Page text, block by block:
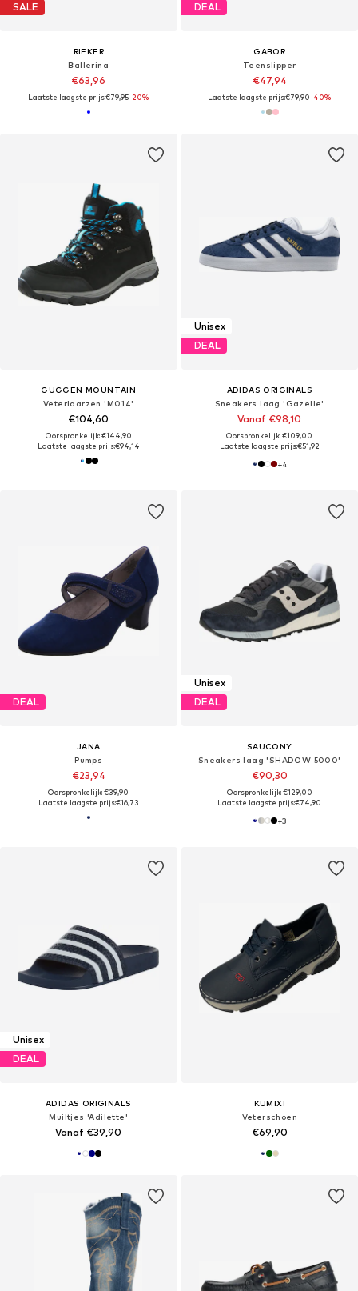
SALE
RIEKER
Ballerina
€63,96
Laatste laagste prijs:€79,95-20%
DEAL
GABOR
Teenslipper
€47,94
Laatste laagste prijs:€79,90-40%
GUGGEN MOUNTAIN
Veterlaarzen 'M014'
€104,60
Oorspronkelijk: €144,90
Laatste laagste prijs:€94,14
Unisex
DEAL
ADIDAS ORIGINALS
Sneakers laag 'Gazelle'
Vanaf €98,10
Oorspronkelijk: €109,00
Laatste laagste prijs:€51,92
+4
DEAL
JANA
Pumps
€23,94
Oorspronkelijk: €39,90
Laatste laagste prijs:€16,73
Unisex
DEAL
SAUCONY
Sneakers laag 'SHADOW 5000'
€90,30
Oorspronkelijk: €129,00
Laatste laagste prijs:€74,90
+3
Unisex
DEAL
ADIDAS ORIGINALS
Muiltjes 'Adilette'
Vanaf €39,90
KUMIXI
Veterschoen
€69,90